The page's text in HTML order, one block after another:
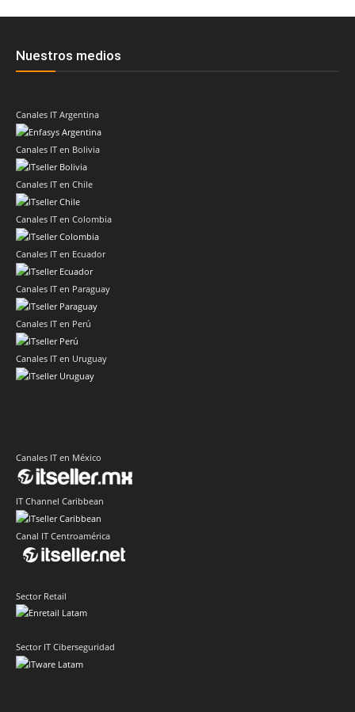
Nuestros medios
Canales IT Argentina
Canales IT en Bolivia
Canales IT en Chile
Canales IT en Colombia
Canales IT en Ecuador
Canales IT en Paraguay
Canales IT en Perú
Canales IT en Uruguay
Canales IT en México
IT Channel Caribbean
Canal IT Centroamérica
Sector Retail
Sector IT Ciberseguridad